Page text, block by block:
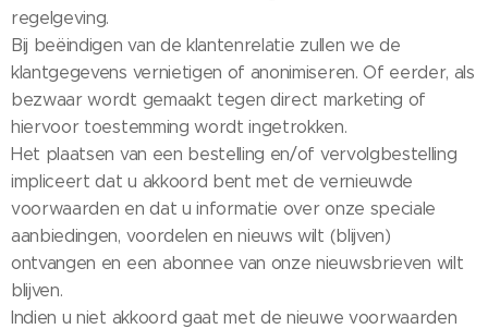
regelgeving.
Bij beëindigen van de klantenrelatie zullen we de
klantgegevens vernietigen of anonimiseren. Of eerder, als
bezwaar wordt gemaakt tegen direct marketing of
hiervoor toestemming wordt ingetrokken.
Het plaatsen van een bestelling en/of vervolgbestelling
impliceert dat u akkoord bent met de vernieuwde
voorwaarden en dat u informatie over onze speciale
aanbiedingen, voordelen en nieuws wilt (blijven)
ontvangen en een abonnee van onze nieuwsbrieven wilt
blijven.
Indien u niet akkoord gaat met de nieuwe voorwaarden